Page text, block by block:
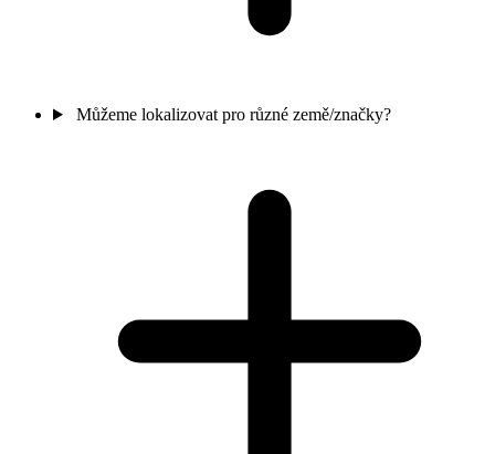
Můžeme lokalizovat pro různé země/značky?